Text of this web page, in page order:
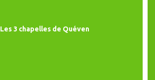
Les 3 chapelles de Quéven